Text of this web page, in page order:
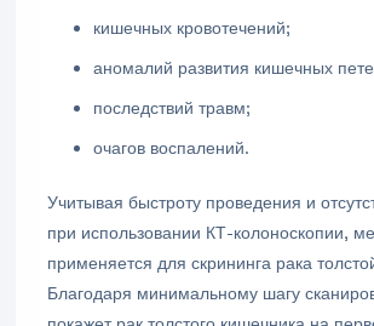
кишечных кровотечений;
аномалий развития кишечных
последствий травм;
очагов воспалений.
Учитывая быстроту проведения и
при использовании КТ-колоноскопии,
применяется для скрининга рака
Благодаря минимальному шагу